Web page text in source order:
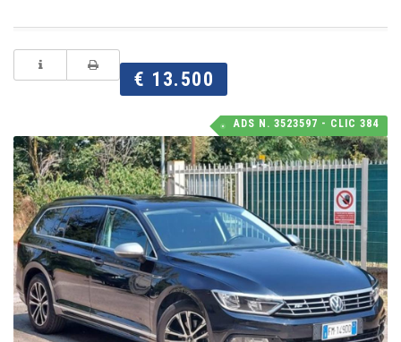
€ 13.500
ADS N. 3523597 - CLIC 384